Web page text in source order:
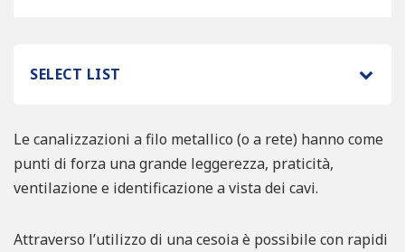
SELECT LIST
Le canalizzazioni a filo metallico (o a rete) hanno come
punti di forza una grande leggerezza, praticità,
ventilazione e identificazione a vista dei cavi.
Attraverso l’utilizzo di una cesoia è possibile con rapidi